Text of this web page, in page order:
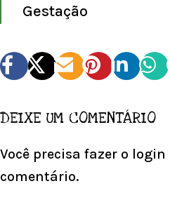
Gestação
DEIXE UM COMENTÁRIO
Você precisa fazer o login
comentário.